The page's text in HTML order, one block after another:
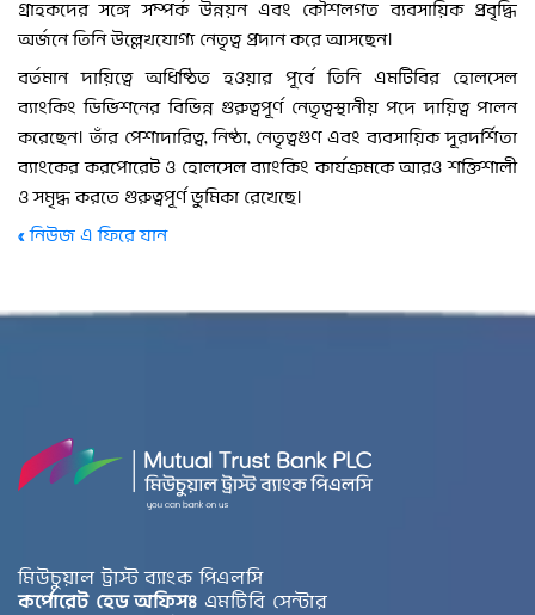
গ্রাহকদের সঙ্গে সম্পর্ক উন্নয়ন এবং কৌশলগত ব্যবসায়িক প্রবৃদ্ধি
অর্জনে তিনি উল্লেখযোগ্য নেতৃত্ব প্রদান করে আসছেন।
বর্তমান দায়িত্বে অধিষ্ঠিত হওয়ার পূর্বে তিনি এমটিবির হোলসেল
ব্যাংকিং ডিভিশনের বিভিন্ন গুরুত্বপূর্ণ নেতৃত্বস্থানীয় পদে দায়িত্ব পালন
করেছেন। তাঁর পেশাদারিত্ব, নিষ্ঠা, নেতৃত্বগুণ এবং ব্যবসায়িক দূরদর্শিতা
ব্যাংকের করপোরেট ও হোলসেল ব্যাংকিং কার্যক্রমকে আরও শক্তিশালী
ও সমৃদ্ধ করতে গুরুত্বপূর্ণ ভুমিকা রেখেছে।
« নিউজ এ ফিরে যান
মিউচুয়াল ট্রাস্ট ব্যাংক পিএলসি
কর্পোরেট হেড অফিসঃ এমটিবি সেন্টার